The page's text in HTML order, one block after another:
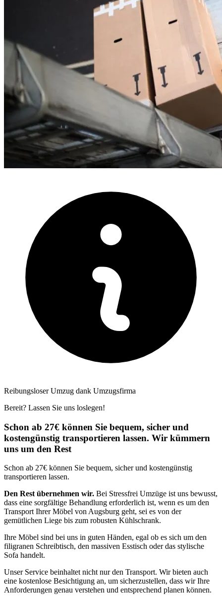
Reibungsloser Umzug dank Umzugsfirma
Bereit? Lassen Sie uns loslegen!
Schon ab 27€ können Sie bequem, sicher und
kostengünstig transportieren lassen. Wir kümmern
uns um den Rest
Schon ab 27€ können Sie bequem, sicher und kostengünstig
transportieren lassen.
Den Rest übernehmen wir. Bei Stressfrei Umzüge ist uns bewusst,
dass eine sorgfältige Behandlung erforderlich ist, wenn es um den
Transport Ihrer Möbel von Augsburg geht, sei es von der
gemütlichen Liege bis zum robusten Kühlschrank.
Ihre Möbel sind bei uns in guten Händen, egal ob es sich um den
filigranen Schreibtisch, den massiven Esstisch oder das stylische
Sofa handelt.
Unser Service beinhaltet nicht nur den Transport. Wir bieten auch
eine kostenlose Besichtigung an, um sicherzustellen, dass wir Ihre
Anforderungen genau verstehen und entsprechend planen können.